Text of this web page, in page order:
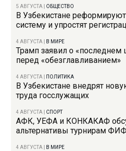
5 АВГУСТА ОБЩЕСТВО
В Узбекистане
систему и упростят
4 АВГУСТА В МИРЕ
Трамп заявил о «последнем
перед «обезглавливанием»
4 АВГУСТА ПОЛИТИКА
В Узбекистане внедрят
труда госслужащих
4 АВГУСТА СПОРТ
АФК, УЕФА и КОНКАКАФ
альтернативы турнирам
4 АВГУСТА В МИРЕ